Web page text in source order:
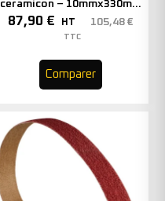
ceramicon – 10mmx330mm
– Grain 40 – 333001 (x50)
87,90 € HT 105,48 €
TTC
Comparer